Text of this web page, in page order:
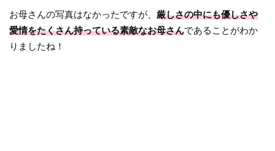
お母さんの写真はなかったですが、厳しさの中にも優しさや
愛情をたくさん持っている素敵なお母さんであることがわか
りましたね！